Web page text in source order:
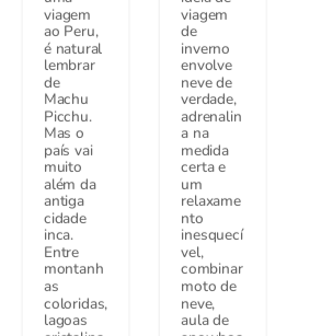
viagem
ao Peru,
é natural
lembrar
de
Machu
Picchu.
Mas o
país vai
muito
além da
antiga
cidade
inca.
Entre
montanh
as
coloridas,
lagoas
viagem
de
inverno
envolve
neve de
verdade,
adrenalin
a na
medida
certa e
um
relaxame
nto
inesquecí
vel,
combinar
moto de
neve,
aula de